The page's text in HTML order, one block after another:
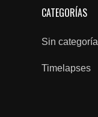
CATEGORÍAS
Sin categoría
Timelapses